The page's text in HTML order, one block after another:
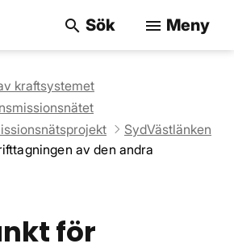
search Sök menu Meny
kraftsystemet
SydVästlänken
av den andra
för